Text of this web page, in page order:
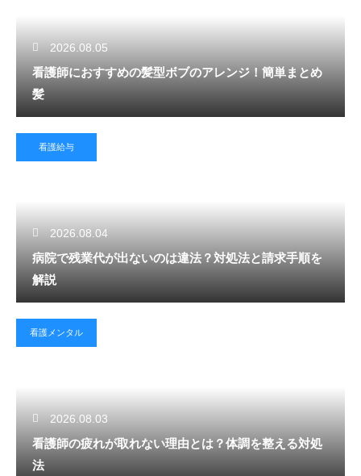
2026.08.05
看護師におすすめの髪型ボブのアレンジ！簡単まとめ
髪
看護給与
2026.08.04
病院で残業代が出ないのは違法？対処法と請求手順を
解説
看護メンタル
2026.08.03
看護師の疲れが取れない理由とは？体調を整える対処
法